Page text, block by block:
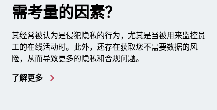
需考量的因素？
其经常被认为是侵犯隐私的行为，尤其是当被用来监控员
工的在线活动时。此外，还存在获取您不需要数据的风
险，从而导致更多的隐私和合规问题。
了解更多